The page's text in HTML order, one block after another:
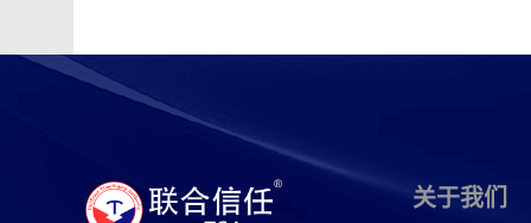
高速电子取证
国信电子取证 海关电子取证 海鑫电子取证
关于我们